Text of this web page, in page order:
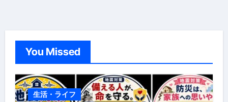
You Missed
生活・ライフ